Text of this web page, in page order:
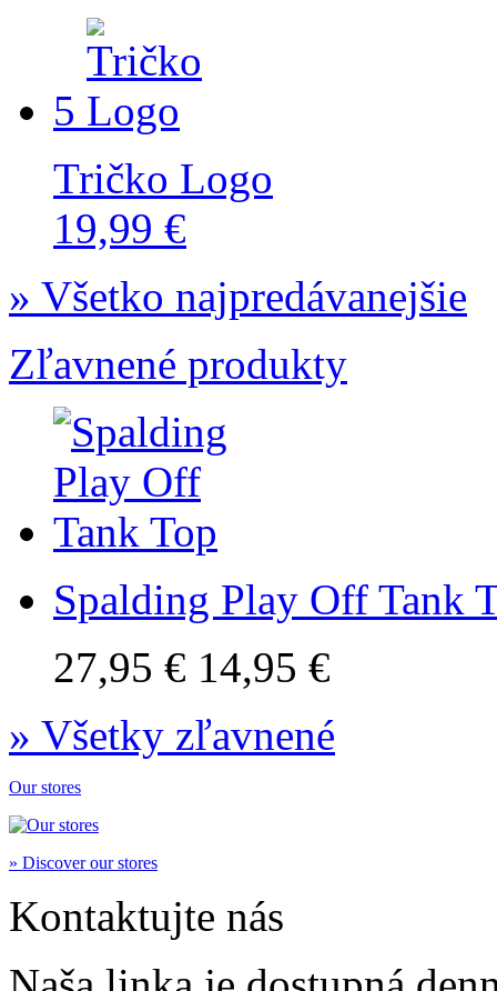
5
Tričko Logo
19,99 €
» Všetko najpredávanejšie
Zľavnené produkty
Spalding Play Off Tank
27,95 € 14,95 €
» Všetky zľavnené
Our stores
» Discover our stores
Kontaktujte nás